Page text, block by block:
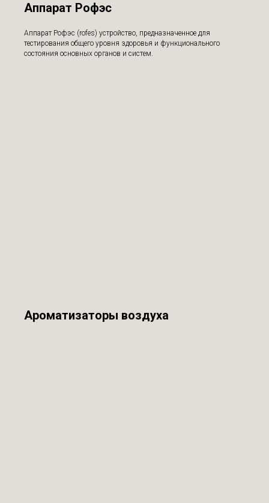
Аппарат Рофэс
Аппарат Рофэс (rofes) устройство, предназначенное для
тестирования общего уровня здоровья и функционального
состояния основных органов и систем.
Ароматизаторы воздуха